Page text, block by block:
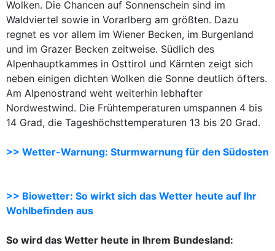
Wolken. Die Chancen auf Sonnenschein sind im
Waldviertel sowie in Vorarlberg am größten. Dazu
regnet es vor allem im Wiener Becken, im Burgenland
und im Grazer Becken zeitweise. Südlich des
Alpenhauptkammes in Osttirol und Kärnten zeigt sich
neben einigen dichten Wolken die Sonne deutlich öfters.
Am Alpenostrand weht weiterhin lebhafter
Nordwestwind. Die Frühtemperaturen umspannen 4 bis
14 Grad, die Tageshöchsttemperaturen 13 bis 20 Grad.
>> Wetter-Warnung: Sturmwarnung für den Südosten
>> Biowetter: So wirkt sich das Wetter heute auf Ihr
Wohlbefinden aus
So wird das Wetter heute in Ihrem Bundesland: